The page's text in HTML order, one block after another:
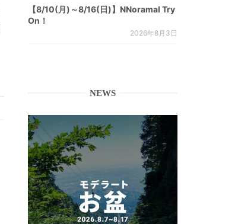
【8/10(月)～8/16(日)】NNoramal Try
On！
2026年8月3日
NEWS